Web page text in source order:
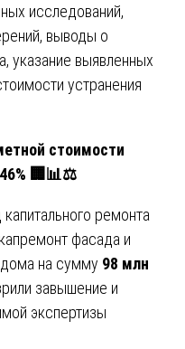
исследований,
выводы о
указание выявленных
устранения
стоимости
🏢📊⚖️
ремонта
фасада и
на сумму 98 млн
завышение и
экспертизы